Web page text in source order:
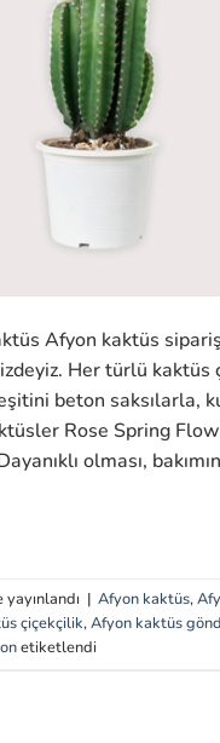
Afyon kaktüs
Her türlü kaktüs
beton saksılarla,
Rose Spring
olması,
yayınlandı | Afyon kaktüs,
çiçekçilik,Afyon kaktüs
etiketlendi